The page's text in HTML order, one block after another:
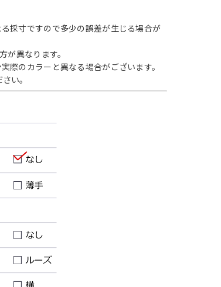
採寸ですので多少の誤差が生じる場合が
が異なります。
際のカラーと異なる場合がございます。
い。